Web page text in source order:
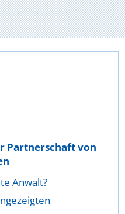
Partnerschaft von
Anwalt?